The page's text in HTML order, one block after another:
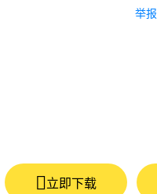
举报
立即下载